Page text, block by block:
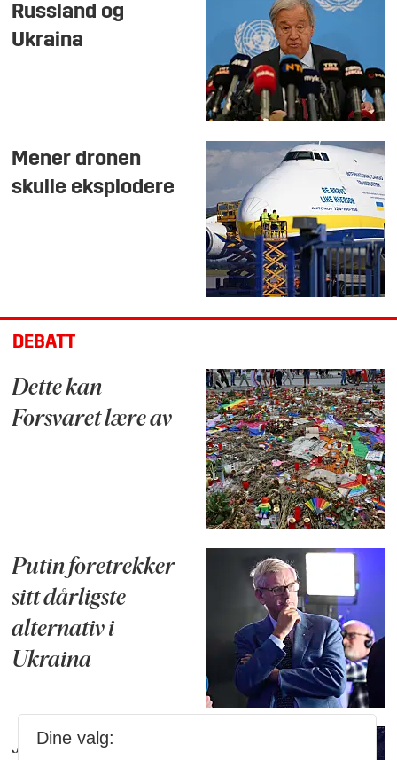
Russland og
Ukraina
Mener dronen
skulle eksplodere
DEBATT
Dette kan
Forsvaret lære av
Putin foretrekker
sitt dårligste
alternativ i
Ukraina
Jeg har opplevd at
Dine valg: